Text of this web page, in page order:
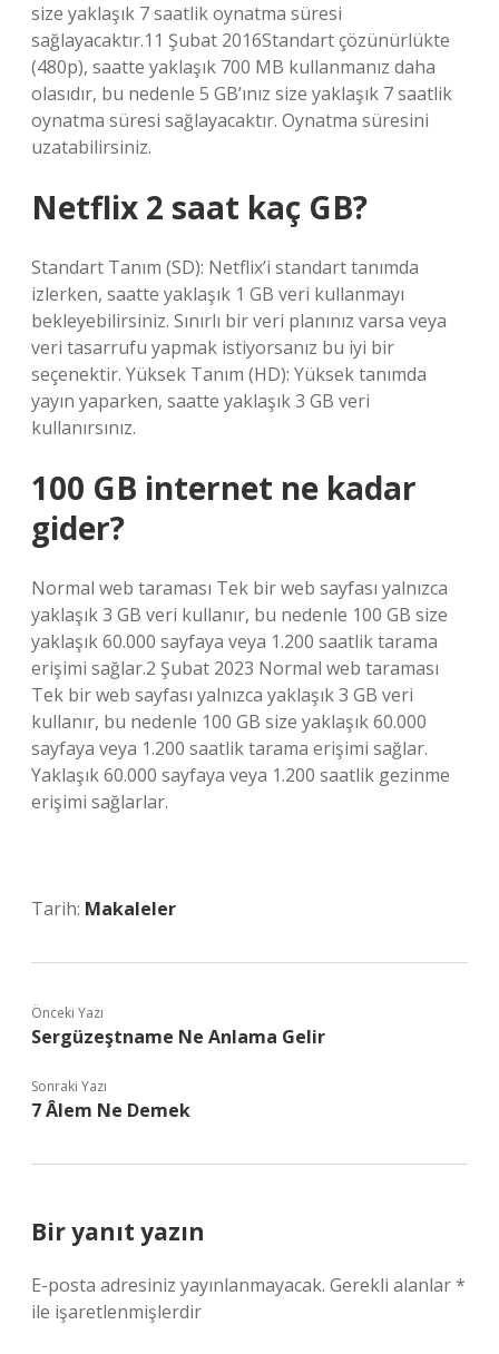
size yaklaşık 7 saatlik oynatma süresi
sağlayacaktır.11 Şubat 2016Standart çözünürlükte
(480p), saatte yaklaşık 700 MB kullanmanız daha
olasıdır, bu nedenle 5 GB’ınız size yaklaşık 7 saatlik
oynatma süresi sağlayacaktır. Oynatma süresini
uzatabilirsiniz.
Netflix 2 saat kaç GB?
Standart Tanım (SD): Netflix’i standart tanımda
izlerken, saatte yaklaşık 1 GB veri kullanmayı
bekleyebilirsiniz. Sınırlı bir veri planınız varsa veya
veri tasarrufu yapmak istiyorsanız bu iyi bir
seçenektir. Yüksek Tanım (HD): Yüksek tanımda
yayın yaparken, saatte yaklaşık 3 GB veri
kullanırsınız.
100 GB internet ne kadar
gider?
Normal web taraması Tek bir web sayfası yalnızca
yaklaşık 3 GB veri kullanır, bu nedenle 100 GB size
yaklaşık 60.000 sayfaya veya 1.200 saatlik tarama
erişimi sağlar.2 Şubat 2023 Normal web taraması
Tek bir web sayfası yalnızca yaklaşık 3 GB veri
kullanır, bu nedenle 100 GB size yaklaşık 60.000
sayfaya veya 1.200 saatlik tarama erişimi sağlar.
Yaklaşık 60.000 sayfaya veya 1.200 saatlik gezinme
erişimi sağlarlar.
Tarih: Makaleler
Önceki Yazı
Sergüzeştname Ne Anlama Gelir
Sonraki Yazı
7 Âlem Ne Demek
Bir yanıt yazın
E-posta adresiniz yayınlanmayacak. Gerekli alanlar*
ile işaretlenmişlerdir